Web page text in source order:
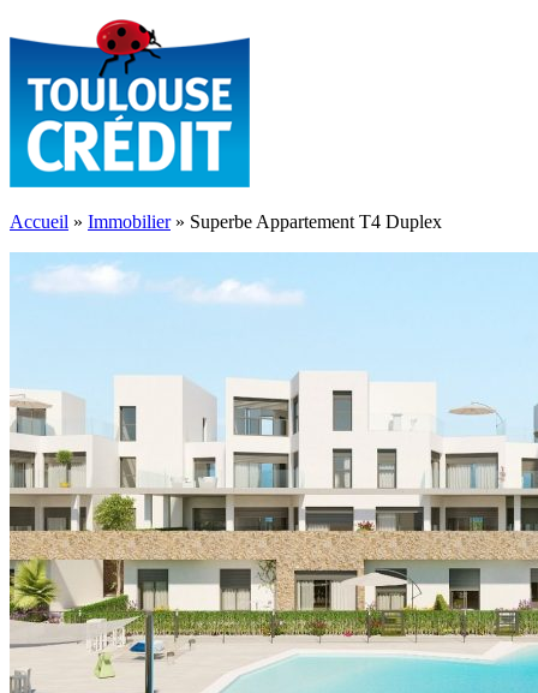
Accueil » Immobilier» Superbe Appartement T4 Duplex